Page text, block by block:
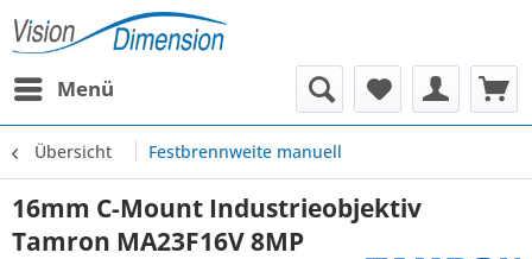
Menü
Übersicht Festbrennweite manuell
16mm C-Mount Industrieobjektiv
Tamron MA23F16V 8MP